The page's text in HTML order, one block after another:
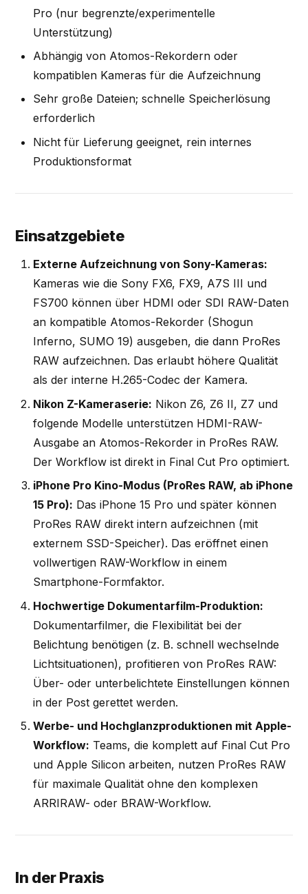
Pro (nur begrenzte/experimentelle
Unterstützung)
Abhängig von Atomos-Rekordern oder
kompatiblen Kameras für die Aufzeichnung
Sehr große Dateien; schnelle Speicherlösung
erforderlich
Nicht für Lieferung geeignet, rein internes
Produktionsformat
Einsatzgebiete
Externe Aufzeichnung von Sony-Kameras:
Kameras wie die Sony FX6, FX9, A7S III und
FS700 können über HDMI oder SDI RAW-Daten
an kompatible Atomos-Rekorder (Shogun
Inferno, SUMO 19) ausgeben, die dann ProRes
RAW aufzeichnen. Das erlaubt höhere Qualität
als der interne H.265-Codec der Kamera.
Nikon Z-Kameraserie: Nikon Z6, Z6 II, Z7 und
folgende Modelle unterstützen HDMI-RAW-
Ausgabe an Atomos-Rekorder in ProRes RAW.
Der Workflow ist direkt in Final Cut Pro optimiert.
iPhone Pro Kino-Modus (ProRes RAW, ab iPhone
15 Pro): Das iPhone 15 Pro und später können
ProRes RAW direkt intern aufzeichnen (mit
externem SSD-Speicher). Das eröffnet einen
vollwertigen RAW-Workflow in einem
Smartphone-Formfaktor.
Hochwertige Dokumentarfilm-Produktion:
Dokumentarfilmer, die Flexibilität bei der
Belichtung benötigen (z. B. schnell wechselnde
Lichtsituationen), profitieren von ProRes RAW:
Über- oder unterbelichtete Einstellungen können
in der Post gerettet werden.
Werbe- und Hochglanzproduktionen mit Apple-
Workflow: Teams, die komplett auf Final Cut Pro
und Apple Silicon arbeiten, nutzen ProRes RAW
für maximale Qualität ohne den komplexen
ARRIRAW- oder BRAW-Workflow.
In der Praxis